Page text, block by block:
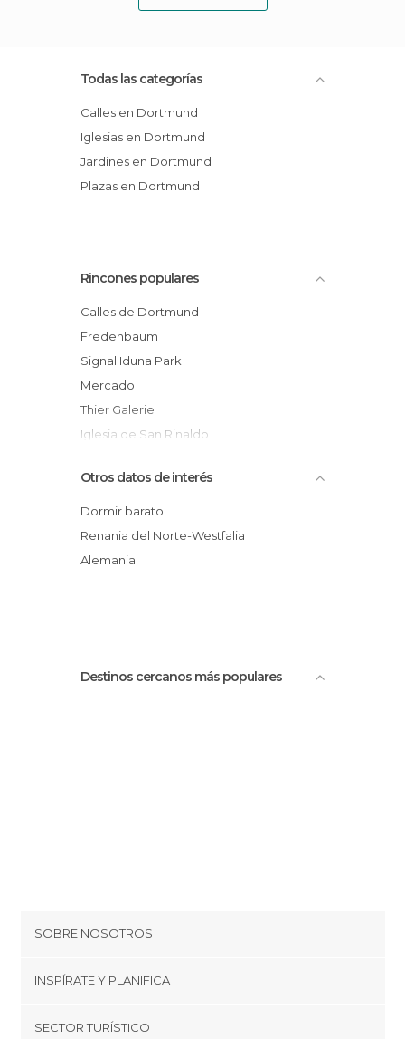
Todas las categorías
Calles en Dortmund
Iglesias en Dortmund
Jardines en Dortmund
Plazas en Dortmund
Rincones populares
Calles de Dortmund
Fredenbaum
Signal Iduna Park
Mercado
Thier Galerie
Iglesia de San Rinaldo
Nordmarket
Plaza Steinwache
Aeropuerto Internacional de Dortmund
Rombergpark
Otros datos de interés
Dormir barato
Renania del Norte-Westfalia
Alemania
Destinos cercanos más populares
SOBRE NOSOTROS
Cookies
Términos y condiciones
INSPÍRATE Y PLANIFICA
SECTOR TURÍSTICO